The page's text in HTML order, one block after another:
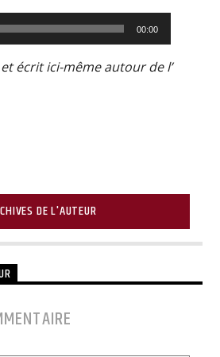
00:00
écrit ici-même autour de l’
DE L'AUTEUR